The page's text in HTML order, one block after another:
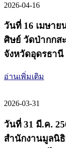
2026-04-16
วันที่ 16 เมษาย
ศิษย์ วัดป่ากกส
จังหวัดอุดรธานี
อ่านเพิ่มเติม
2026-03-31
วันที่ 31 มี.ค.
สำนักงานมูลนิ